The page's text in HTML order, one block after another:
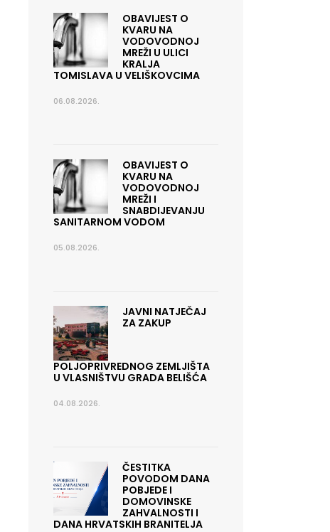
OBAVIJEST O
KVARU NA
VODOVODNOJ
MREŽI U ULICI
KRALJA
TOMISLAVA U VELIŠKOVCIMA
06.08.2026.
OBAVIJEST O
KVARU NA
VODOVODNOJ
MREŽI I
SNABDIJEVANJU
SANITARNOM VODOM
05.08.2026.
JAVNI NATJEČAJ
ZA ZAKUP
POLJOPRIVREDNOG ZEMLJIŠTA
U VLASNIŠTVU GRADA BELIŠĆA
04.08.2026.
ČESTITKA
POVODOM DANA
POBJEDE I
DOMOVINSKE
ZAHVALNOSTI I
DANA HRVATSKIH BRANITELJA